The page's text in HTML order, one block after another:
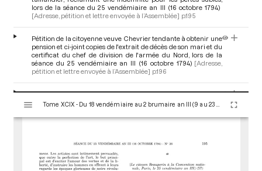
lors de la séance du 25 vendémiaire an III (16 octobre 1794)
[Adresse, pétition et lettre envoyée à l’Assemblée] p.195
Pétition de la citoyenne veuve Chevrier tendante à obtenir une
pension et ci-joint copies de l'extrait de décès de son mari et du
certificat du chef de division de l'armée du Nord, lors de la
séance du 25 vendémiaire an III (16 octobre 1794) [Adresse,
pétition et lettre envoyée à l’Assemblée] p.196
Pétition du citoyen Loncky tendante à obtenir des secours et la
récompense des services rendus par son père, lors de la séance
du 25 vendémiaire an III (16 octobre 1794)
[Adresse, pétition et
lettre envoyée à l’Assemblée] p.196
Pétition du citoyen Royer et de la citoyenne Thiebault, détenus
25 vendémiaire an III (16 octobre 1794)
[Adresse, pétition et
lettre envoyée à l’Assemblée]
p.197
s